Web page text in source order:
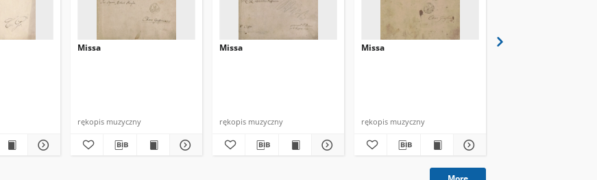
Missa
rękopis muzyczny
Missa
rękopis muzyczny
Missa
rękopis muzyczny